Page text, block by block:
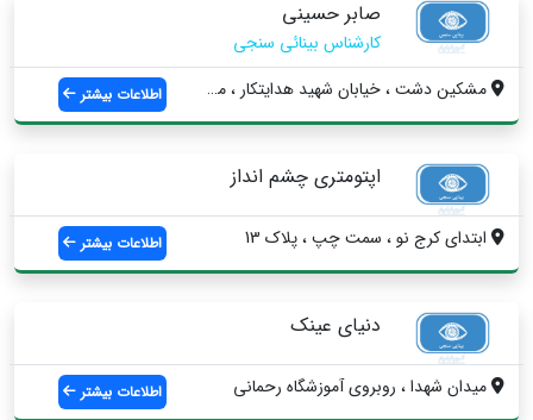
صابر حسینی
کارشناس بینائی سنجی
مشکين دشت ، خيابان شهید هدایتکار ، مجتمع...
اطلاعات بیشتر
اپتومتری چشم انداز
ابتداي كرج نو ، سمت چپ ، پلاك 13 اطلاعات بیشتر
دنیای عینک
ميدان شهدا ، روبروي آموزشگاه رحماني اطلاعات بیشتر